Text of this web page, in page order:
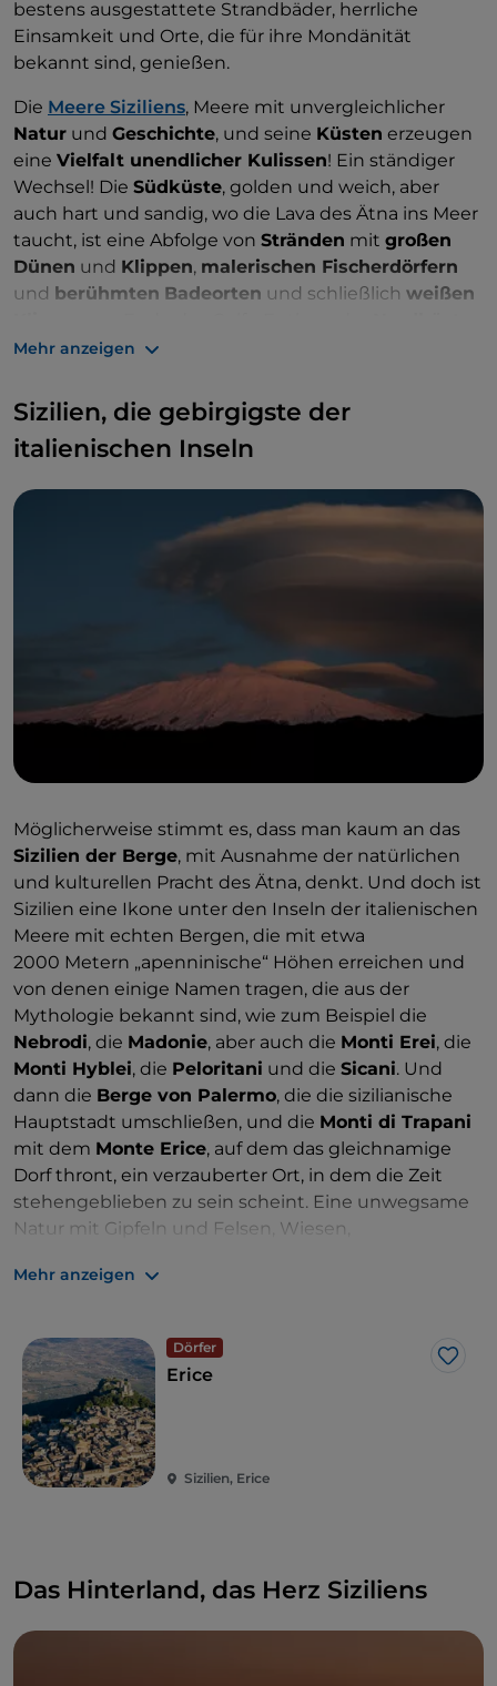
bestens ausgestattete Strandbäder, herrliche
Einsamkeit und Orte, die für ihre Mondänität
bekannt sind, genießen.
Die Meere Siziliens, Meere mit unvergleichlicher
Natur und Geschichte, und seine Küsten erzeugen
eine Vielfalt unendlicher Kulissen! Ein ständiger
Wechsel! Die Südküste, golden und weich, aber
auch hart und sandig, wo die Lava des Ätna ins Meer
taucht, ist eine Abfolge von Stränden mit großen
Dünen und Klippen, malerischen Fischerdörfern
und berühmten Badeorten und schließlich weißen
hatdie Natur die unterschiedlichsten und
als Anlegestelle für Menschen und Kulturen, die im
Laufe der Jahrtausende von weit her kamen und
eineFülle von Wissen,Aromen
mitbrachten
Mehr anzeigen
Sizilien, die gebirgigste der
italienischen Inseln
Möglicherweise stimmt es, dass man kaum an das
Sizilien der Berge, mit Ausnahme der natürlichen
und kulturellen Pracht des Ätna, denkt. Und doch ist
Sizilien eine Ikone unter den Inseln der italienischen
Meere mit echten Bergen, die mit etwa
2000 Metern „apenninische“ Höhen erreichen und
von denen einige Namen tragen, die aus der
Mythologie bekannt sind, wie zum Beispiel die
Nebrodi, die Madonie, aber auch die Monti Erei, die
Monti Hyblei, die Peloritani und die Sicani. Und
dann die Berge von Palermo, die die sizilianische
Hauptstadt umschließen, und die Monti di Trapani
mit dem Monte Erice, auf dem das gleichnamige
Dorf thront, ein verzauberter Ort, in dem die Zeit
stehengeblieben zu sein scheint. Eine unwegsame
Natur mit Gipfeln und Felsen, Wiesen,
grünen Lungen der Insel, die oft durch
sind, übersät mit Dörfern, die sich an die Felsen
klammern, bis sie mit ihnen zu spektakulären
Konglomeraten zu verschmelzen scheinen.
Mehr anzeigen
Dörfer
Like
Erice
Sizilien, Erice
Das Hinterland, das Herz Siziliens